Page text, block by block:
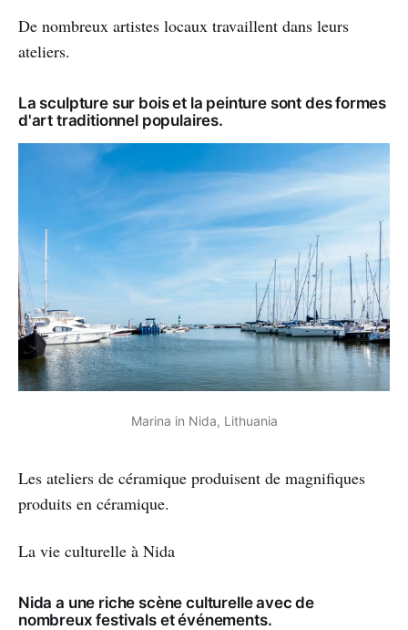
De nombreux artistes locaux travaillent dans leurs
ateliers.
La sculpture sur bois et la peinture sont des formes
d'art traditionnel populaires.
Marina in Nida, Lithuania
Les ateliers de céramique produisent de magnifiques
produits en céramique.
La vie culturelle à Nida
Nida a une riche scène culturelle avec de
nombreux festivals et événements.